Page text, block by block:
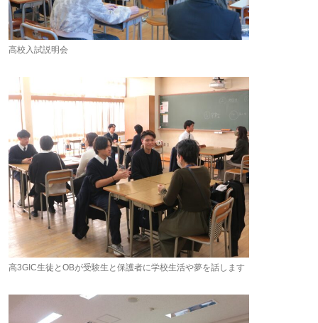
高校入試説明会
高3GIC生徒とOBが受験生と保護者に学校生活や夢を話します